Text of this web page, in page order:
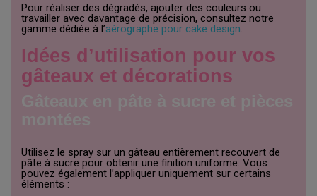
Pour réaliser des dégradés, ajouter des couleurs ou
travailler avec davantage de précision, consultez notre
gamme dédiée à l’aérographe pour cake design.
Idées d’utilisation pour vos
gâteaux et décorations
Utilisez le spray sur un gâteau entièrement recouvert de
pâte à sucre pour obtenir une finition uniforme. Vous
pouvez également l’appliquer uniquement sur certains
éléments :